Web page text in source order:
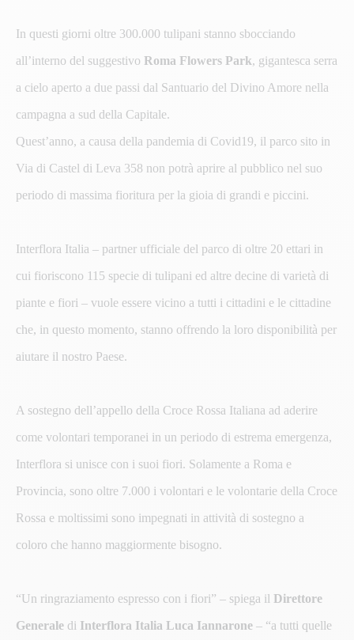
In questi giorni oltre 300.000 tulipani stanno sbocciando
all’interno del suggestivo Roma Flowers Park, gigantesca serra
a cielo aperto a due passi dal Santuario del Divino Amore nella
campagna a sud della Capitale.
Quest’anno, a causa della pandemia di Covid19, il parco sito in
Via di Castel di Leva 358 non potrà aprire al pubblico nel suo
periodo di massima fioritura per la gioia di grandi e piccini.
Interflora Italia – partner ufficiale del parco di oltre 20 ettari in
cui fioriscono 115 specie di tulipani ed altre decine di varietà di
piante e fiori – vuole essere vicino a tutti i cittadini e le cittadine
che, in questo momento, stanno offrendo la loro disponibilità per
aiutare il nostro Paese.
A sostegno dell’appello della Croce Rossa Italiana ad aderire
come volontari temporanei in un periodo di estrema emergenza,
Interflora si unisce con i suoi fiori. Solamente a Roma e
Provincia, sono oltre 7.000 i volontari e le volontarie della Croce
Rossa e moltissimi sono impegnati in attività di sostegno a
coloro che hanno maggiormente bisogno.
“Un ringraziamento espresso con i fiori” – spiega il Direttore
Generale di Interflora Italia Luca Iannarone – “a tutti quelle